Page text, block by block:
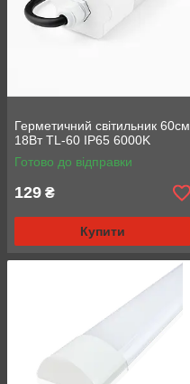
Герметичний світильник 60см
18Вт TL-60 IP65 6000K
Готово до відправки
129 ₴
Купити